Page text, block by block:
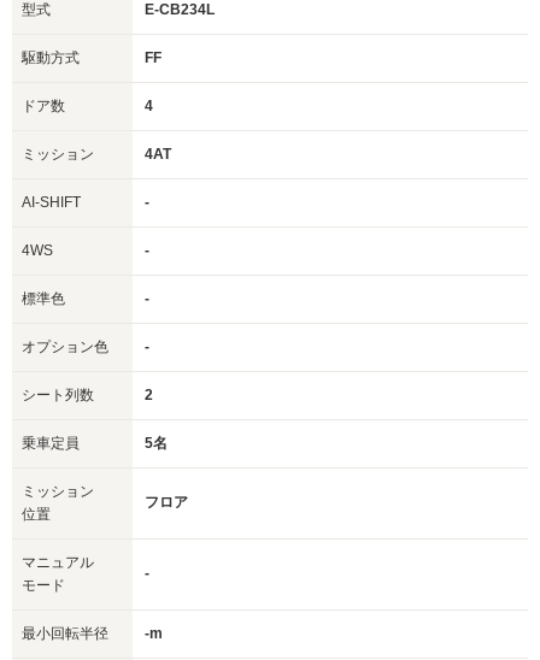
型式 E-CB234L
駆動方式 FF
ドア数 4
ミッション 4AT
AI-SHIFT -
4WS -
標準色 -
オプション色 -
シート列数 2
乗車定員 5名
ミッション
位置
フロア
マニュアル
モード
-
最小回転半径 -m